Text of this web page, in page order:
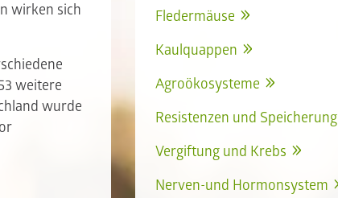
wirken sich
weitere
wurde
Fledermäuse
Kaulquappen
Agroökosysteme
Resistenzen und Speicherung
Vergiftung und Krebs
Nerven-und Hormonsystem